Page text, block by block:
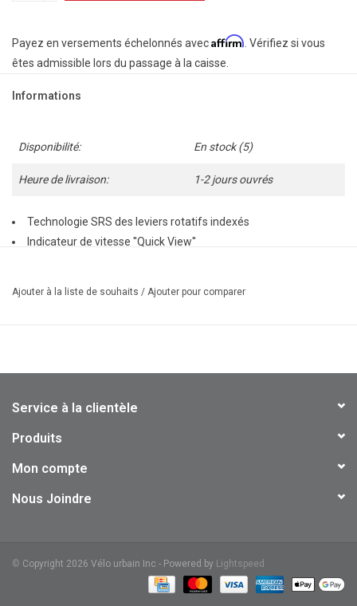
Payez en versements échelonnés avecAffirm. Vérifiez si vous
êtes admissible lors du passage à la caisse.
Informations
Disponibilité: En stock(5)
Heure de livraison: 1-2 jours ouvrés
Technologie SRS des leviers rotatifs indexés
Indicateur de vitesse ''Quick View''
Ajouter à la liste de souhaits / Ajouter pour comparer
Service à la clientèle
Produits
Mon compte
Nous Joindre
© Copyright 2026 Vélo urbain Inc - Powered by Lightspeed